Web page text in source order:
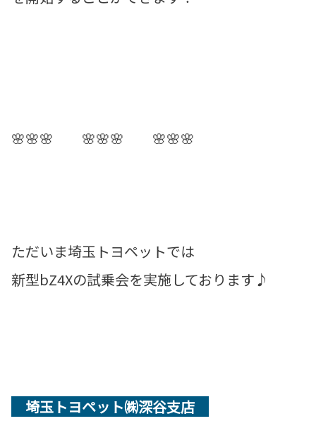
🌸🌸🌸 🌸🌸🌸 🌸🌸🌸
ただいま埼玉トヨペットでは
新型bZ4Xの試乗会を実施しております♪
埼玉トヨペット㈱深谷支店